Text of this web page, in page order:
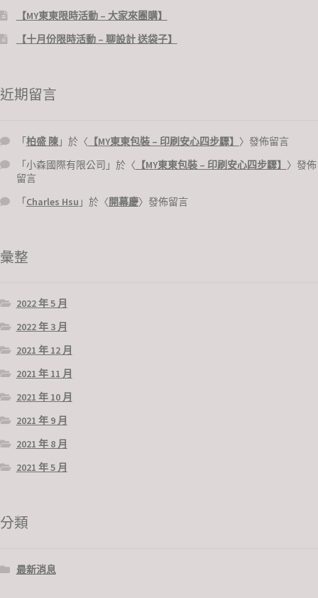
【MY東東限時活動 – 大家來團購】
【十月份限時活動 – 聊設計 送袋子】
近期留言
「柏盛 陳」於〈 【MY東東包裝 – 印刷安心四步驟】 〉發佈留言
「小森國際有限公司 」於〈 【MY東東包裝 – 印刷安心四步驟】 〉發佈
留言
「Charles Hsu 」於〈開幕慶〉發佈留言
彙整
2022 年 5 月
2022 年 3 月
2021 年 12 月
2021 年 11 月
2021 年 10 月
2021 年 9 月
2021 年 8 月
2021 年 5 月
分類
最新消息